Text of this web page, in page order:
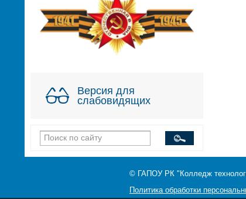
Версия для
слабовидящих
© ГАПОУ РК "Колледж
Политика обработки